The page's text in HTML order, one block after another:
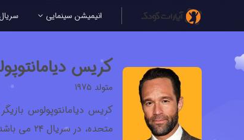
انیمیشن سینمایی
کریس
متولد 1975
کریس دیامانتوپولوس